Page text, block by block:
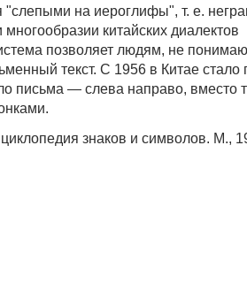
"слепыми на иероглифы", т. е.
китайских диалектов
позволяет людям, не
текст. С 1956 в Китае стало
письма — слева направо, вместо
знаков и символов. М.,